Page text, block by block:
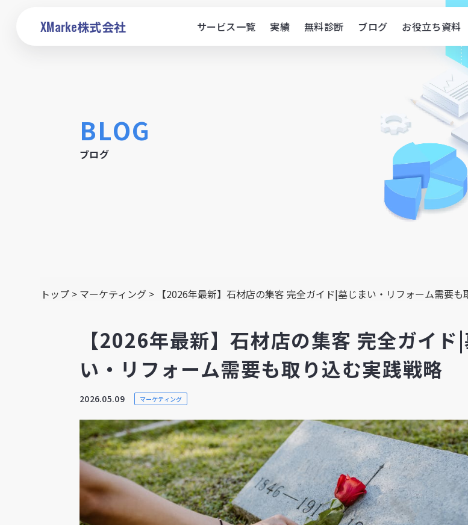
XMarke株式会社 サービス一覧 実績 無料診断 ブログ お役立ち資料
BLOG
ブログ
トップ > マーケティング > 【2026年最新】石材店の集客 完全ガイド|墓じまい・リフォーム需要
【2026年最新】石材店の集客 完全ガイド
い・リフォーム需要も取り込む実践戦略
2026.05.09 マーケティング